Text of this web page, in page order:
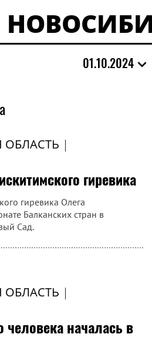
01.10.2024
ОБЛАСТЬ |
гиревика
гиревика Олега
Балканских стран в
Сад.
ОБЛАСТЬ |
началась в